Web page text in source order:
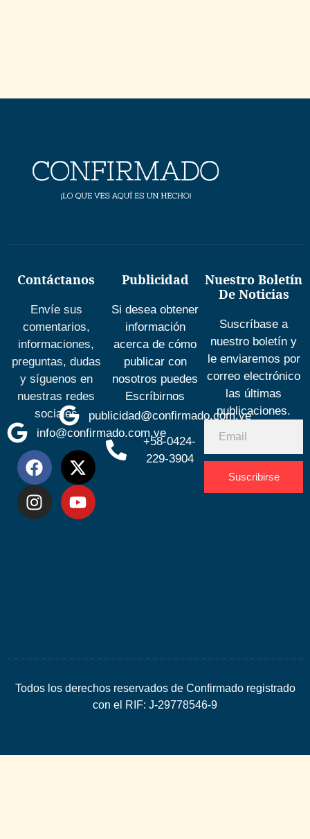
Contáctanos
Envíe sus
comentarios,
informaciones,
preguntas, dudas
y síguenos en
nuestras redes
sociales
info@confirmado.com.ve
Publicidad
Si desea obtener
información
acerca de cómo
publicar con
nosotros puedes
Escríbirnos
publicidad@confirmado.com.ve
+58-0424-
229-3904
Nuestro Boletín
De Noticias
Suscríbase a
nuestro boletín y
le enviaremos por
correo electrónico
las últimas
publicaciones.
Suscribirse
Todos los derechos reservados de Confirmado registrado
con el RIF: J-29778546-9